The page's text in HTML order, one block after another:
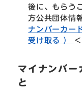
後に、もらう
方公共団体情
ナンバーカー
受け取る ）
マイナンバー
と